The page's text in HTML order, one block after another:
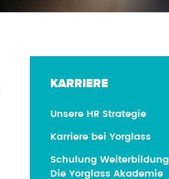
KARRIERE
Unsere HR Strategie
Karriere bei Yorglass
Schulung Weiterbildung
Die Yorglass Akademie